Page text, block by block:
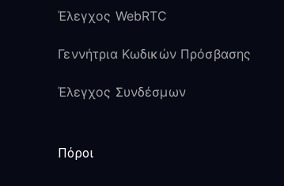
Έλεγχος WebRTC
Γεννήτρια Κωδικών Πρόσβασης
Έλεγχος Συνδέσμων
Πόροι